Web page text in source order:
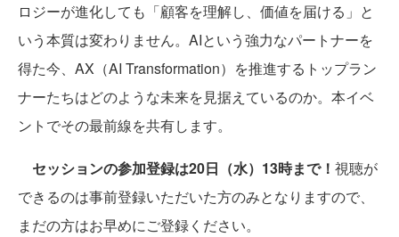
ロジーが進化しても「顧客を理解し、価値を届ける」と
いう本質は変わりません。AIという強力なパートナーを
得た今、AX（AI Transformation）を推進するトップラン
ナーたちはどのような未来を見据えているのか。本イベ
ントでその最前線を共有します。
セッションの参加登録は20日（水）13時まで！ 視聴が
できるのは事前登録いただいた方のみとなりますので、
まだの方はお早めにご登録ください。